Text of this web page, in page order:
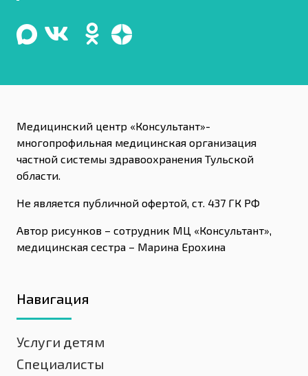
Медицинский центр «Консультант»-
многопрофильная медицинская организация
частной системы здравоохранения Тульской
области.
Не является публичной офертой, ст. 437 ГК РФ
Автор рисунков – сотрудник МЦ «Консультант»,
медицинская сестра – Марина Ерохина
Навигация
Услуги детям
Специалисты